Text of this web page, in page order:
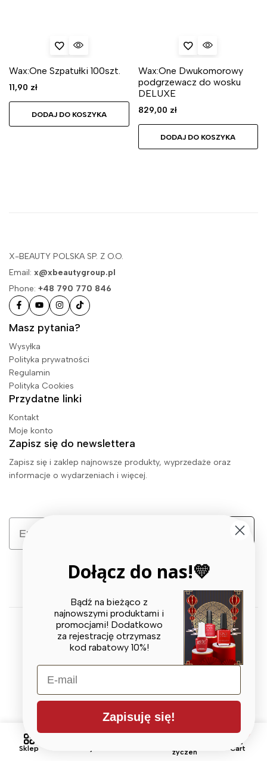
Wax:One Szpatułki 100szt.
11,90 zł
DODAJ DO KOSZYKA
Wax:One Dwukomorowy
podgrzewacz do wosku
DELUXE
829,00 zł
DODAJ DO KOSZYKA
X-BEAUTY POLSKA SP. Z O.O.
Email: x@xbeautygroup.pl
Phone: +48 790 770 846
Masz pytania?
Wysyłka
Polityka prywatności
Regulamin
Polityka Cookies
Przydatne linki
Kontakt
Moje konto
Zapisz się do newslettera
Zapisz się i zaklep najnowsze produkty, wyprzedaże oraz
informacje o wydarzeniach i więcej.
Email
Zapisz się
© 2026 X BEAUTY GROUP. All Rights Reserved
Sklep
0
życzeń
Cart
Dołącz do nas!💛
Bądź na bieżąco z
najnowszymi produktami i
promocjami! Dodatkowo
za rejestrację otrzymasz
kod rabatowy 10%!
E-mail
Zapisuję się!